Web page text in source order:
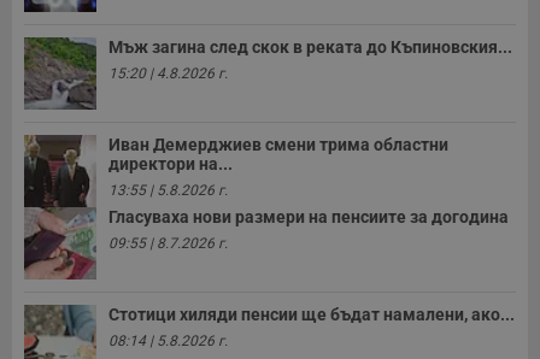
Мъж загина след скок в реката до Къпиновския...
15:20 | 4.8.2026 г.
Иван Демерджиев смени трима областни
директори на...
13:55 | 5.8.2026 г.
Гласуваха нови размери на пенсиите за догодина
09:55 | 8.7.2026 г.
Стотици хиляди пенсии ще бъдат намалени, ако...
08:14 | 5.8.2026 г.